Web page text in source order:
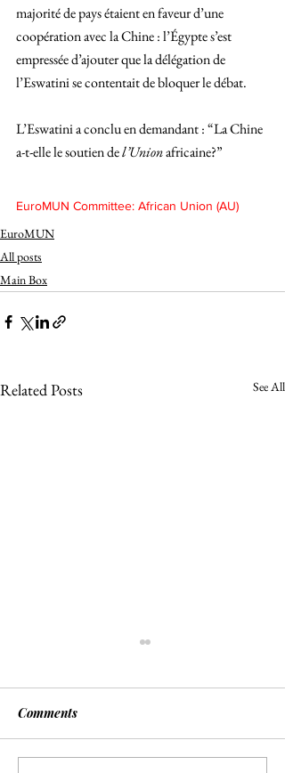
majorité de pays étaient en faveur d’une
coopération avec la Chine : l’Égypte s’est
empressée d’ajouter que la délégation de
l’Eswatini se contentait de bloquer le débat.
L’Eswatini a conclu en demandant : “La Chine
a-t-elle le soutien de l’Union africaine?”
EuroMUN Committee: African Union (AU)
EuroMUN
All posts
Main Box
Related Posts See All
Comments